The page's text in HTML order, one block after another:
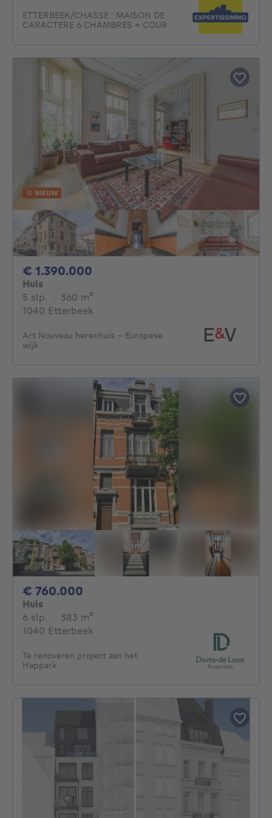
ETTERBEEK/CHASSE : MAISON DE
CARACTERE 6 CHAMBRES + COUR
NIEUW
€ 1.390.000
Huis
5 slp. 5 slaapkamers
· 360 m²
1040 Etterbeek
Art Nouveau herenhuis – Europese
wijk
€ 760.000
Huis
6 slp. 6 slaapkamers
· 383 m²
1040 Etterbeek
Te renoveren project aan het
Happark